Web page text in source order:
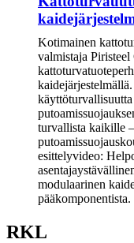
Kotimainen
valmistaja
turvallista kaikille
esittelyvideo:
modulaarinen
RKL